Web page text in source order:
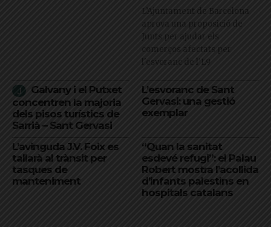
L’Ajuntament de Barcelona
aprova una proposició de
Junts per ajudar els
comerços afectats per
l'esvoranc de l'L9
Galvany i el Putxet
concentren la majoria
dels pisos turístics de
Sarrià – Sant Gervasi
L’esvoranc de Sant
Gervasi: una gestió
exemplar
L’avinguda J.V. Foix es
tallarà al trànsit per
tasques de
manteniment
“Quan la sanitat
esdevé refugi”: el Palau
Robert mostra l’acollida
d’infants palestins en
hospitals catalans